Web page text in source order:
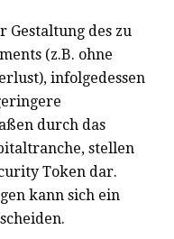
Gestaltung des zu
(z.B. ohne
infolgedessen
durch das
stellen
Token dar.
kann sich ein